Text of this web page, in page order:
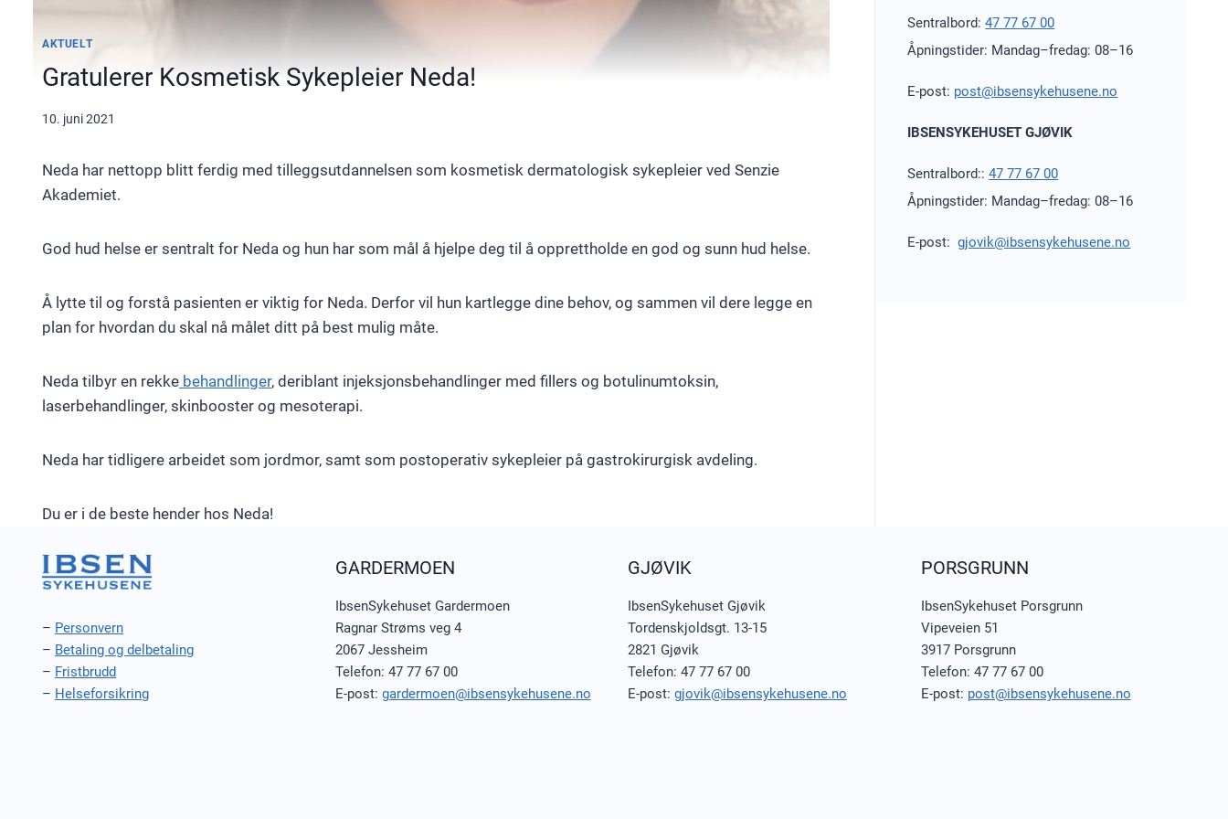
AKTUELT
Gratulerer Kosmetisk Sykepleier Neda!
10. juni 2021
Neda har nettopp blitt ferdig med tilleggsutdannelsen som kosmetisk dermatologisk sykepleier ved Senzie
Akademiet.
God hud helse er sentralt for Neda og hun har som mål å hjelpe deg til å opprettholde en god og sunn hud helse.
Å lytte til og forstå pasienten er viktig for Neda. Derfor vil hun kartlegge dine behov, og sammen vil dere legge en
plan for hvordan du skal nå målet ditt på best mulig måte.
Neda tilbyr en rekke behandlinger, deriblant injeksjonsbehandlinger med fillers og botulinumtoksin,
laserbehandlinger, skinbooster og mesoterapi.
Neda har tidligere arbeidet som jordmor, samt som postoperativ sykepleier på gastrokirurgisk avdeling.
Du er i de beste hender hos Neda!
Sentralbord:47 77 67 00
Åpningstider: Mandag–fredag: 08–16
E-post: post@ibsensykehusene.no
IBSENSYKEHUSET GJØVIK
Sentralbord::47 77 67 00
Åpningstider: Mandag–fredag: 08–16
E-post:gjovik@ibsensykehusene.no
– Personvern
– Betaling og delbetaling
– Fristbrudd
– Helseforsikring
GARDERMOEN
IbsenSykehuset Gardermoen
Ragnar Strøms veg 4
2067 Jessheim
Telefon: 47 77 67 00
E-post: gardermoen@ibsensykehusene.no
GJØVIK
IbsenSykehuset Gjøvik
Tordenskjoldsgt. 13-15
2821 Gjøvik
Telefon: 47 77 67 00
E-post: gjovik@ibsensykehusene.no
PORSGRUNN
IbsenSykehuset Porsgrunn
Vipeveien 51
3917 Porsgrunn
Telefon: 47 77 67 00
E-post: post@ibsensykehusene.no